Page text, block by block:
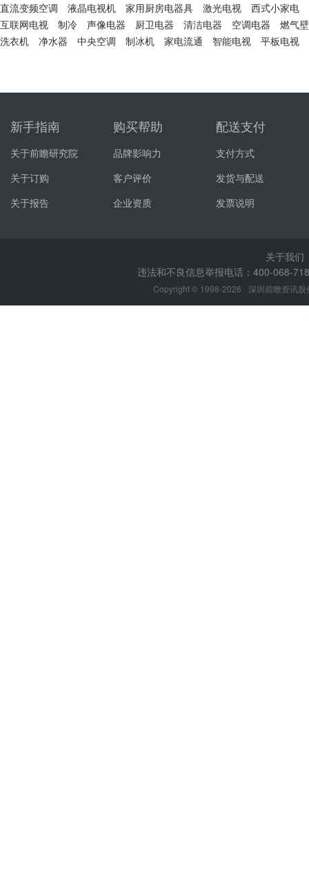
直流变频空调
液晶电视机 家用厨房电器具 激光电视
西式小家电
互联网电视
制冷 声像电器 厨卫电器 清洁电器 空调电器
燃气
洗衣机
净水器 中央空调 制冰机 家电流通 智能电视 平板电视
新手指南
关于前瞻研究院
关于订购
关于报告
购买帮助
品牌影响力
客户评价
企业资质
配送支付
支付方式
发货与配送
发票说明
关于我们
违法和不良信息举报电话：400-068-
Copyright © 1998-2026 深圳前瞻资讯股